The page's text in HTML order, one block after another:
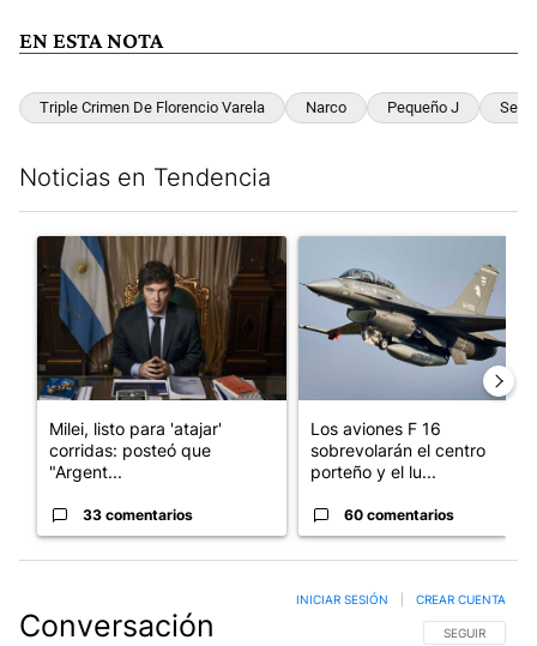
EN ESTA NOTA
Triple Crimen De Florencio Varela Narco Pequeño J
Noticias en Tendencia
Un artículo de tendencia con el título "Milei, listo para 'atajar'
Milei, listo para 'atajar'
corridas: posteó que
"Argent...
33 comentarios
Los aviones F 16
sobrevolarán el centro
porteño y el lu...
60 comentarios
Conversación SIGA ESTA
SEGUIR
INICIAR SESIÓN CREAR CUENTA